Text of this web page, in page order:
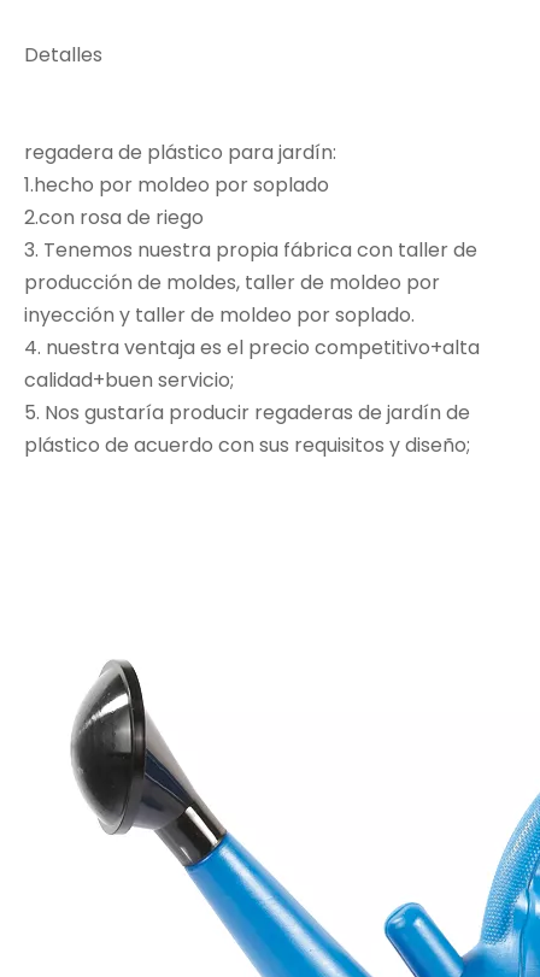
Detalles
regadera de plástico para jardín:
1.hecho por moldeo por soplado
2.con rosa de riego
3. Tenemos nuestra propia fábrica con taller de
producción de moldes, taller de moldeo por
inyección y taller de moldeo por soplado.
4. nuestra ventaja es el precio competitivo+alta
calidad+buen servicio;
5. Nos gustaría producir regaderas de jardín de
plástico de acuerdo con sus requisitos y diseño;